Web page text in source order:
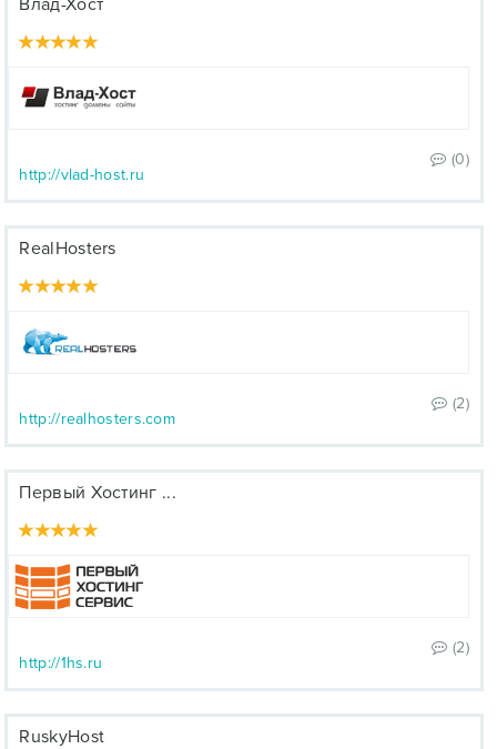
Влад-Хост
(0)
http://vlad-host.ru
RealHosters
(2)
http://realhosters.com
Первый Хостинг ...
(2)
http://1hs.ru
RuskyHost